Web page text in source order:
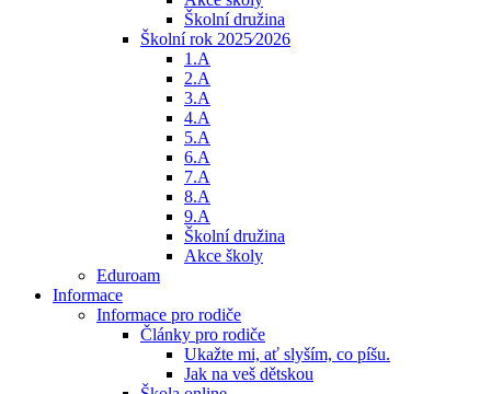
Školní družina
Školní rok 2025⁄2026
1.A
2.A
3.A
4.A
5.A
6.A
7.A
8.A
9.A
Školní družina
Akce školy
Eduroam
Informace
Informace pro rodiče
Články pro rodiče
Ukažte mi, ať slyším, co píšu.
Jak na veš dětskou